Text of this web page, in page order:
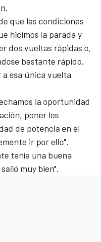
que las condiciones
hicimos la parada y
dos vueltas rápidas o,
bastante rápido,
esa única vuelta
la oportunidad
poner los
de potencia en el
ir por ello".
tenía una buena
muy bien".